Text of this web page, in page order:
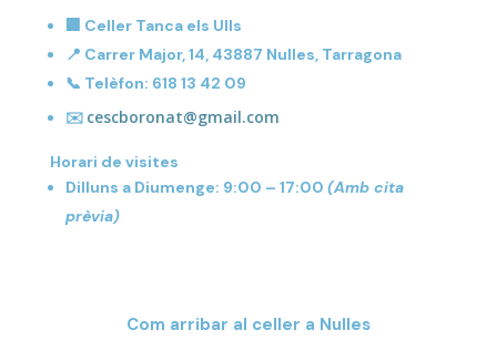
🏢 Celler Tanca els Ulls
📍 Carrer Major, 14, 43887 Nulles, Tarragona
📞 Telèfon: 618 13 42 09
✉️ cescboronat@gmail.com
Horari de visites
Dilluns a Diumenge: 9:00 – 17:00 (Amb cita
prèvia)
Com arribar al celler a Nulles